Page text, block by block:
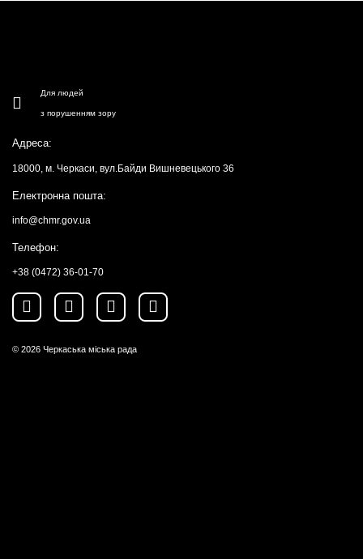
Для людей
з порушенням зору
Адреса:
18000, м. Черкаси, вул.Байди Вишневецького 36
Електронна пошта:
info@chmr.gov.ua
Телефон:
+38 (0472) 36-01-70
© 2026 Черкаська міська рада